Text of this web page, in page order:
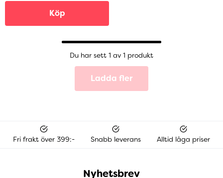
Köp
Du har sett 1 av 1 produkt
Ladda fler
Fri frakt över 399:- Snabb leverans Alltid låga priser
Nyhetsbrev